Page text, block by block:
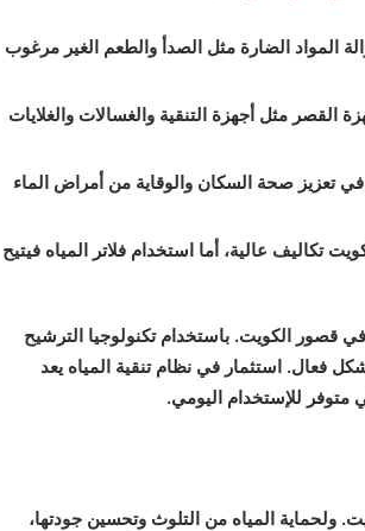
المواد الضارة مثل الصدأ والطعم الغير مرغوب
مثل أجهزة التنقية والغسالات والغلايات
في تعزيز صحة السكان والوقاية من أمراض الماء
تكاليف عالية، أما استخدام فلاتر المياه فيتيح
قصور الكويت. باستخدام تكنولوجيا الترشيح
فعال. استثمار في نظام تنقية المياه يعد
للإستخدام اليومي.
ولحماية المياه من التلوث وتحسين جودتها،